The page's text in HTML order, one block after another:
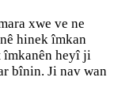
xwe ve ne
hinek îmkan
îmkanên heyî ji
bînin. Ji nav wan